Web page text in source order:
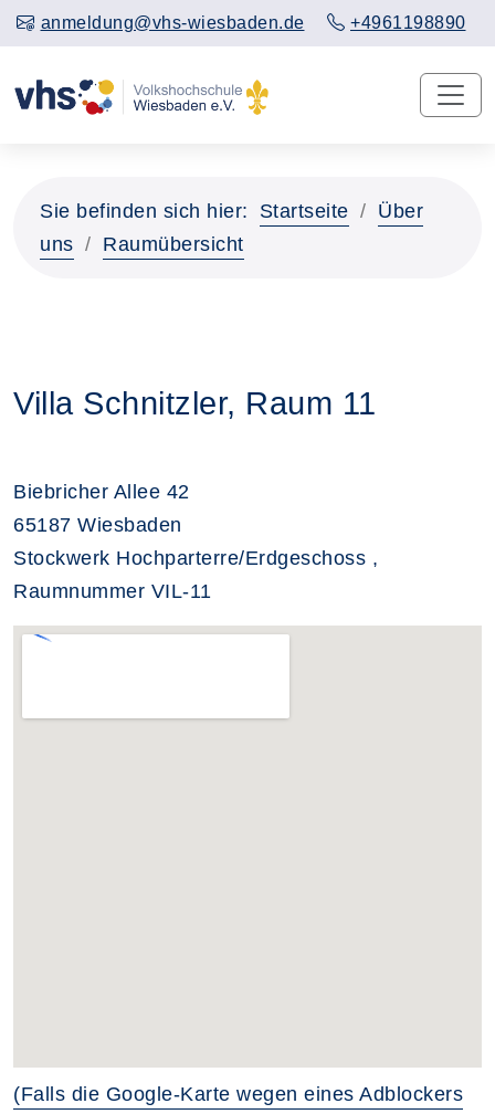
anmeldung@vhs-wiesbaden.de +4961198890
Sie befinden sich hier: Startseite
Über
uns
Raumübersicht
Villa Schnitzler, Raum 11
Biebricher Allee 42
65187 Wiesbaden
Stockwerk Hochparterre/Erdgeschoss ,
Raumnummer VIL-11
(Falls die Google-Karte wegen eines Adblockers